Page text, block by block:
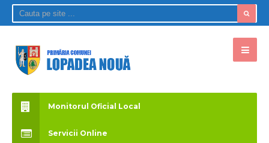
Monitorul Oficial Local
Servicii Online